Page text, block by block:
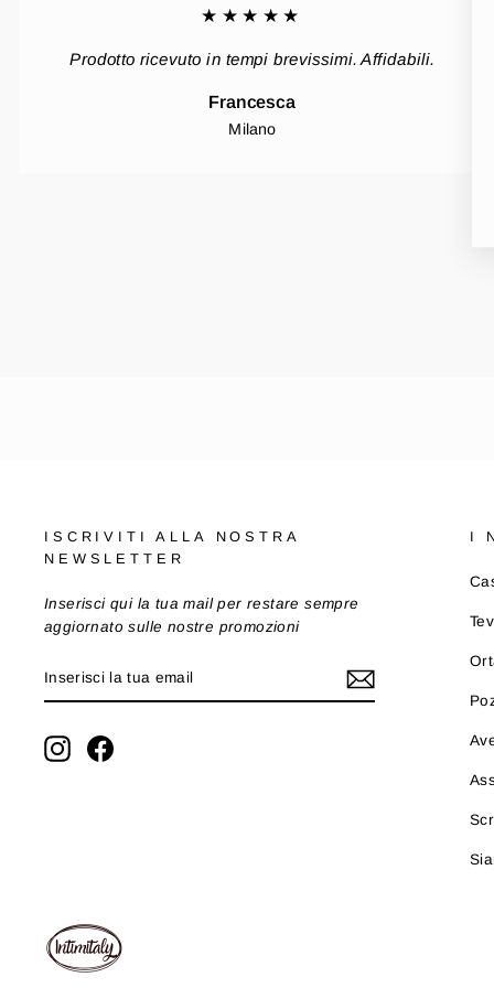
★★★★★
Prodotto ricevuto in tempi brevissimi. Affidabili.
Francesca
Milano
ISCRIVITI ALLA NOSTRA
NEWSLETTER
Inserisci qui la tua mail per restare sempre
aggiornato sulle nostre promozioni
LA
TUA
InstagramFacebook
I